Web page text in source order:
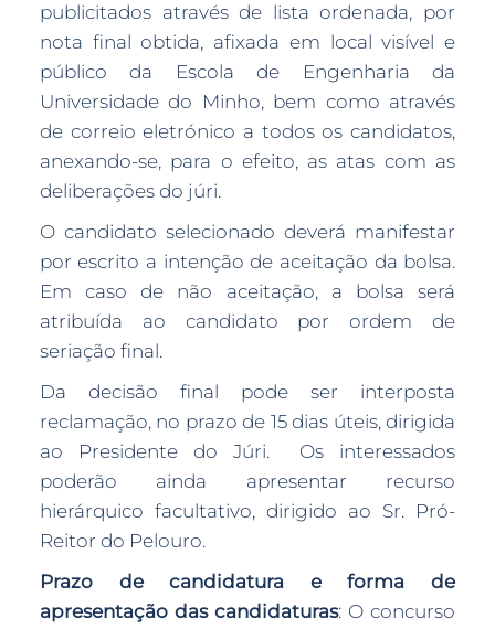
publicitados através de lista ordenada, por
nota final obtida, afixada em local visível e
público da Escola de Engenharia da
Universidade do Minho, bem como através
de correio eletrónico a todos os candidatos,
anexando-se, para o efeito, as atas com as
deliberações do júri.
O candidato selecionado deverá manifestar
por escrito a intenção de aceitação da bolsa.
Em caso de não aceitação, a bolsa será
atribuída ao candidato por ordem de
seriação final.
Da decisão final pode ser interposta
reclamação, no prazo de 15 dias úteis, dirigida
ao Presidente do Júri. Os interessados
poderão ainda apresentar recurso
hierárquico facultativo, dirigido ao Sr. Pró-
Reitor do Pelouro.
Prazo de candidatura e forma de
apresentação das candidaturas: O concurso